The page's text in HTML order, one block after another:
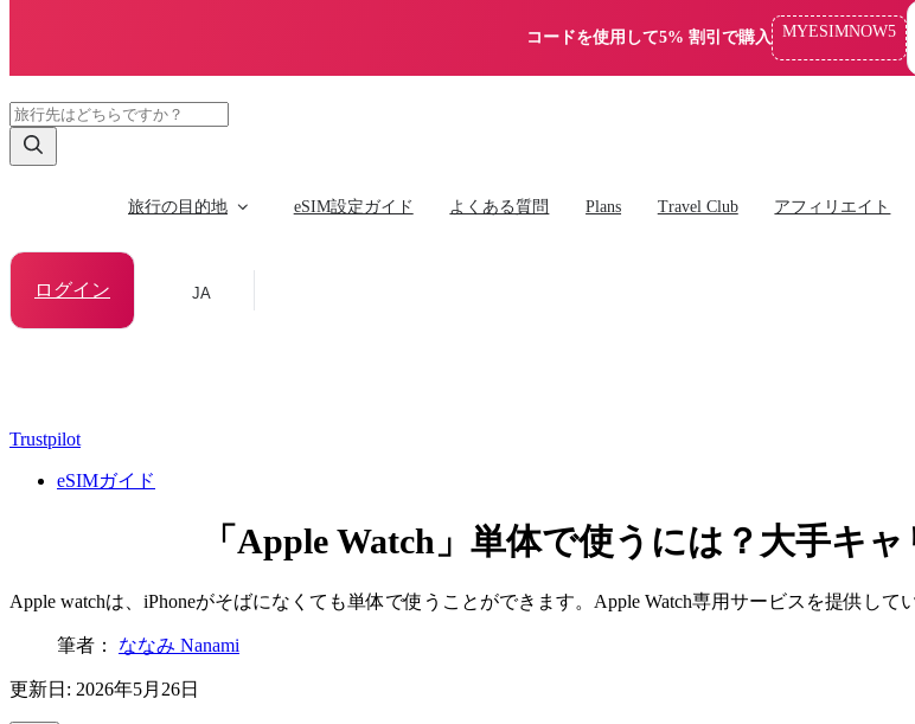
コードを使用して5% 割引で購入 MYESIMNOW5
旅行の目的地 eSIM設定ガイド よくある質問 Plans Travel Club アフィリエイト
ログイン JA
Trustpilot
eSIMガイド
「Apple Watch」単体で使うには？大手キ
Apple watchは、iPhoneがそばになくても単体で使うことができます。Apple Watch専用サービスを提供し
筆者： ななみ Nanami
更新日: 2026年5月26日